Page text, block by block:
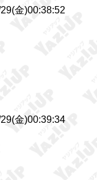
金)00:38:52
金)00:39:34